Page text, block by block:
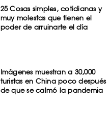
25 Cosas simples, cotidianas y
muy molestas que tienen el
poder de arruinarte el día
Imágenes muestran a 30,000
turistas en China poco después
de que se calmó la pandemia